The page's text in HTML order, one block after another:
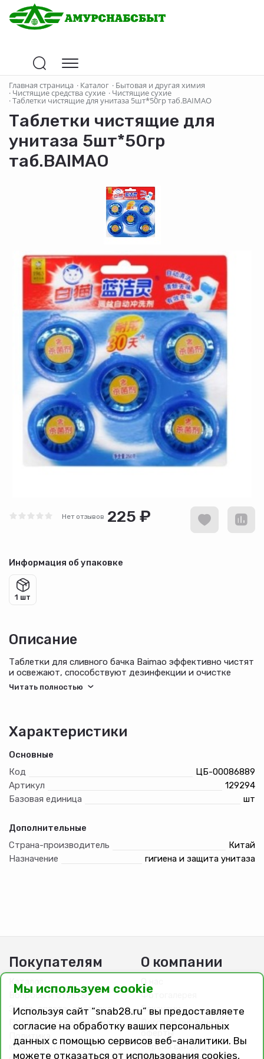
Главная страница · Каталог · Бытовая и другая химия
· Чистящие средства сухие · Чистящие сухие
·Таблетки чистящие для унитаза 5шт*50гр таб.BAIMAO
Таблетки чистящие для
унитаза 5шт*50гр
таб.BAIMAO
Нет отзывов 225 ₽
Информация об упаковке
1 шт
Описание
Таблетки для сливного бачка Baimao эффективно чистят
и освежают, способствуют дезинфекции и очистке
сантехники. Таблетки полностью растворяются и не
Характеристики
Основные
Код
ЦБ-00086889
Артикул
129294
Базовая единица
шт
Дополнительные
Страна-производитель
Китай
Назначение
гигиена и защита унитаза
Покупателям
Каталог
Вопросы и ответы
Заказ, оплата, доставка
Подарочные сертификаты
конфиденциальности
О компании
О нас
Фотогалерея
Вакансии
Договор публичной
оферты
Версия сайта для
Мы используем cookie
Используя сайт “snab28.ru” вы предоставляете
согласие на обработку ваших персональных
данных с помощью сервисов веб-аналитики. Вы
можете отказаться от использования cookies,